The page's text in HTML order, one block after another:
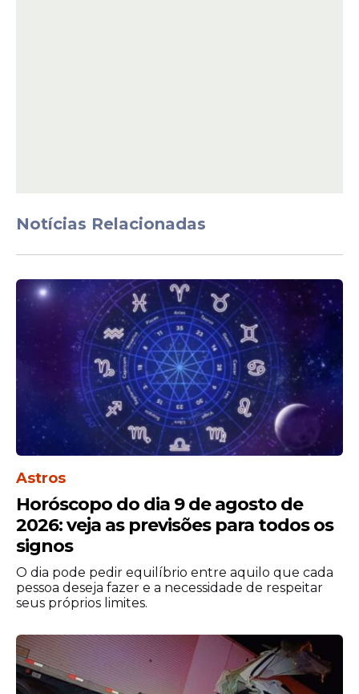
Ainda de acordo com a denúncia, o
Ministério Público descreve pelo menos
quatro situações consideradas criminosas
episódios relatados envolve pedidos para
que o
padrerealizasse a depilação corporal
do então bispo. Conforme a Promotoria,
esse procedimento serviria de pretexto
para criar situações de constrangimento e
praticar atos de natureza sexual.
Outro fato mencionado na denúncia teria
ocorrido em 2022, na residência episcopal.
teria segurado o
enquanto os dois assistiam a um filme no
local.
Notícias Relacionadas
Astros
Horóscopo do dia 9 de agosto de
2026: veja as previsões para todos os
signos
O dia pode pedir equilíbrio entre aquilo que cada
pessoa deseja fazer e a necessidade de respeitar
seus próprios limites.